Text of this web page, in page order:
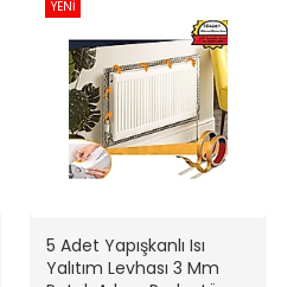
YENİ
5 Adet Yapışkanlı Isı
Yalıtım Levhası 3 Mm